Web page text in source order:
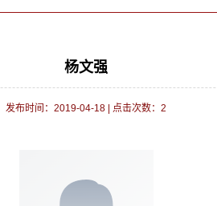
杨文强
发布时间：2019-04-18 点击次数： 2